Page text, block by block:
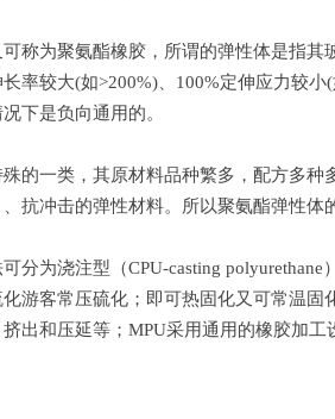
称为聚氨酯橡胶，所谓的弹性体是指
率较大(如>200%)、100%定伸应力较
下是负向通用的。
的一类，其原材料品种繁多，配方多
抗冲击的弹性材料。所以聚氨酯弹性体
分为浇注型（CPU-casting
游客常压硫化；即可热固化又可常温
出和压延等；MPU采用通用的橡胶加工